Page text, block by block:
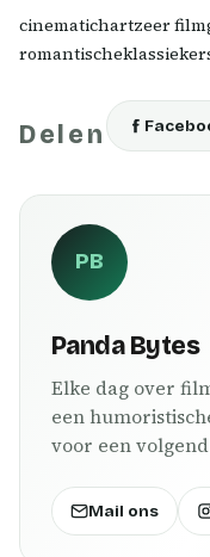
cinematichartzeer
Delen
PB
Panda Bytes
Elke dag over
een
voor een
Mail ons